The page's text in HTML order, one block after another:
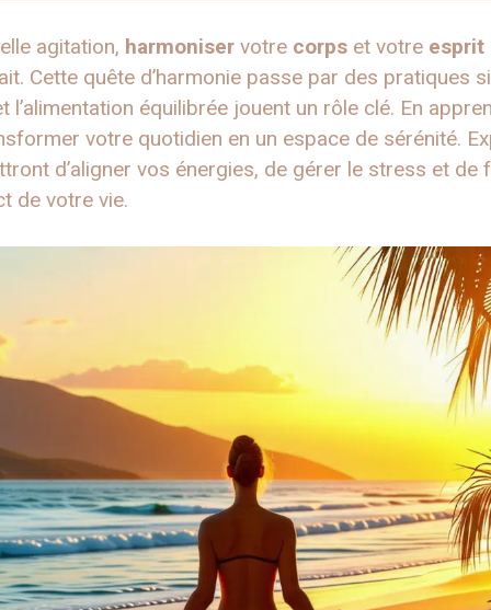
agitation, harmoniser votre corps et votre esprit
Cette quête d’harmonie passe par des pratiques
l’alimentation équilibrée jouent un rôle clé. En
votre quotidien en un espace de sérénité.
d’aligner vos énergies, de gérer le stress et de
de votre vie.